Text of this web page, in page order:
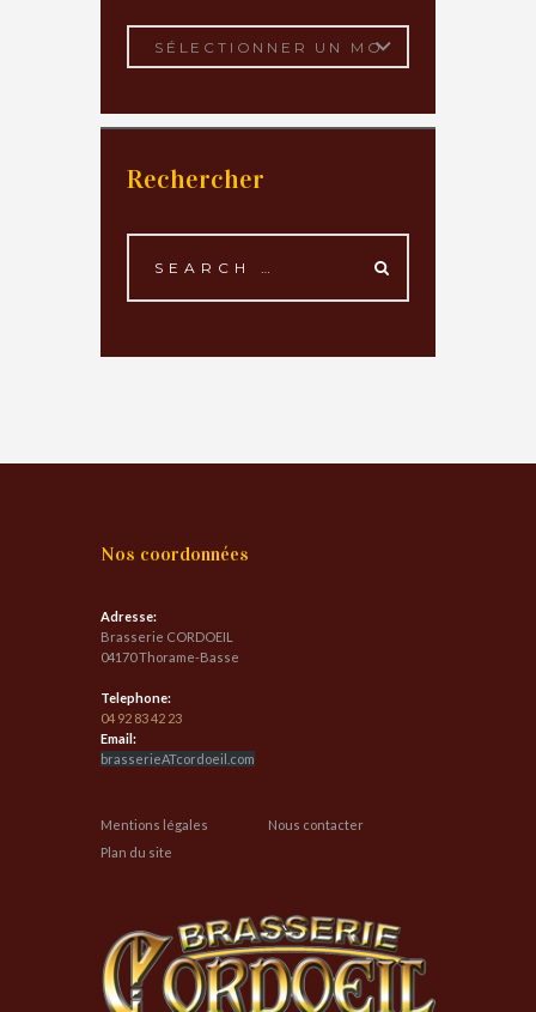
Rechercher
Nos coordonnées
Adresse:
Brasserie CORDOEIL
04170 Thorame-Basse
Telephone:
04 92 83 42 23
Email:
brasserieATcordoeil.com
Mentions légales
Nous contacter
Plan du site